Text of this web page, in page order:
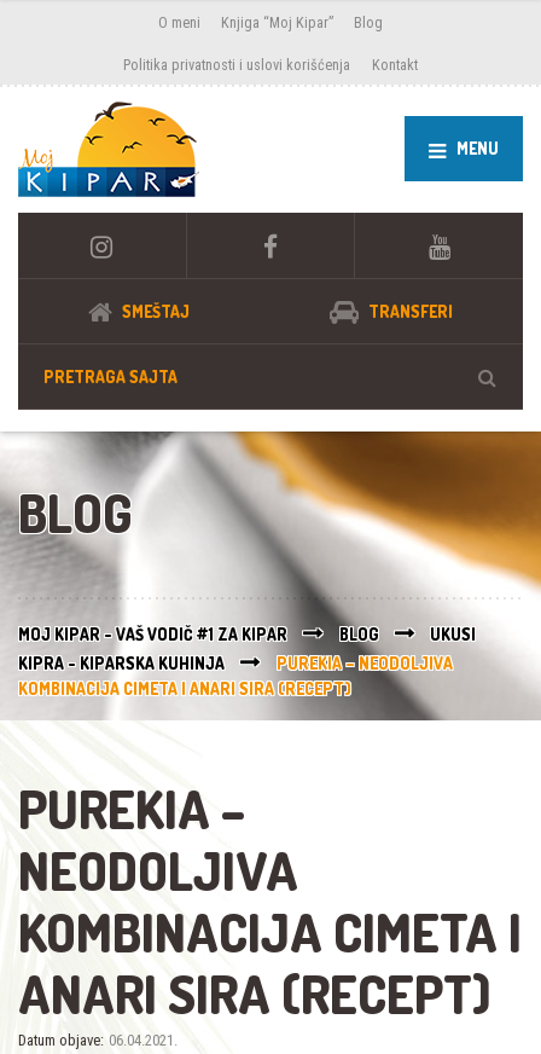
O meni Knjiga “Moj Kipar” Blog
Politika privatnosti i uslovi korišćenja Kontakt
MENU
SMEŠTAJ TRANSFERI
BLOG
MOJ KIPAR - VAŠ VODIČ #1 ZA KIPAR BLOG
UKUSI
KIPRA - KIPARSKA KUHINJA
PUREKIA – NEODOLJIVA
KOMBINACIJA CIMETA I ANARI SIRA (RECEPT)
PUREKIA –
NEODOLJIVA
KOMBINACIJA CIMETA I
ANARI SIRA (RECEPT)
Datum objave: 06.04.2021.